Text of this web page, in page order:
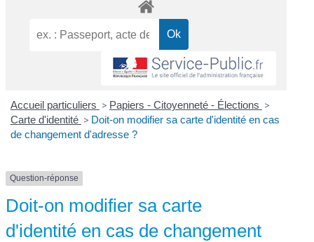
Accueil particuliers > Papiers - Citoyenneté - Élections >
Carte d'identité > Doit-on modifier sa carte d'identité en cas
de changement d'adresse ?
Question-réponse
Doit-on modifier sa carte
d'identité en cas de changement